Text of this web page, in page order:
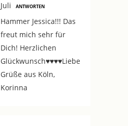
Juli
ANTWORTEN
Hammer Jessica!!! Das
freut mich sehr für
Dich! Herzlichen
Glückwunsch♥♥♥♥Liebe
Grüße aus Köln,
Korinna